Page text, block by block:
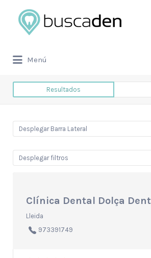
Buscar
por:
Menú
por:
Resultados
Desplegar Barra Lateral
Desplegar filtros
Clínica Dental Dolça Dent
Lleida
973391749